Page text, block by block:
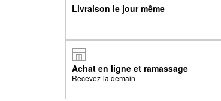
Livraison le jour même
Achat en ligne et ramassage
Recevez-la demain